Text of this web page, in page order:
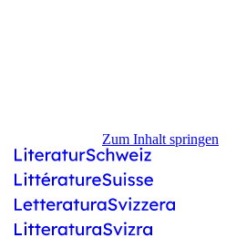
Zum Inhalt springen